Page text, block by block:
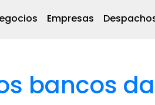
Empresas
bancos